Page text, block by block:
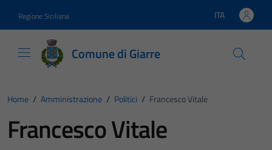
Regione Siciliana Lingua attiva:
ITA
Comune di Giarre
Home / Amministrazione / Politici / Francesco Vitale
Francesco Vitale